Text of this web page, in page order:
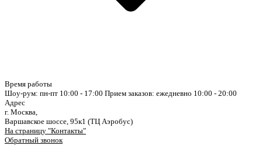
Время работы
Шоу-рум: пн-пт 10:00 - 17:00 Прием заказов: ежедневно 10:00 - 20:00
Адрес
г. Москва,
Варшавское шоссе, 95к1 (ТЦ Аэробус)
На страницу "Контакты"
Обратный звонок